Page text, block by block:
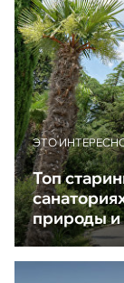
ЭТО
Топ
природы и